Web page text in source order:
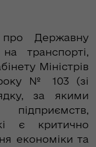
Державну
транспорті,
Міністрів
№ 103 (зі
за якими
є критично
економіки та